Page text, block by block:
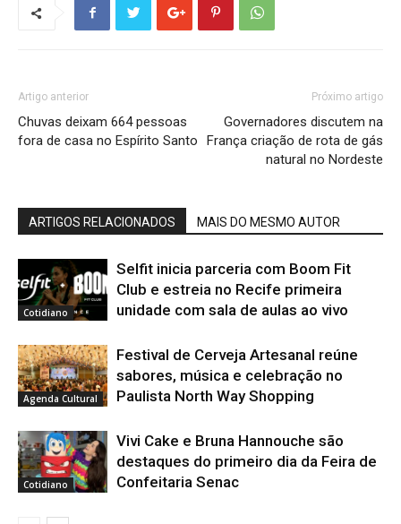
Artigo anterior
Chuvas deixam 664 pessoas
fora de casa no Espírito Santo
Próximo artigo
Governadores discutem na
França criação de rota de gás
natural no Nordeste
ARTIGOS RELACIONADOS MAIS DO MESMO AUTOR
Cotidiano
Selfit inicia parceria com Boom Fit
Club e estreia no Recife primeira
unidade com sala de aulas ao vivo
Agenda Cultural
Festival de Cerveja Artesanal reúne
sabores, música e celebração no
Paulista North Way Shopping
Cotidiano
Vivi Cake e Bruna Hannouche são
destaques do primeiro dia da Feira de
Confeitaria Senac